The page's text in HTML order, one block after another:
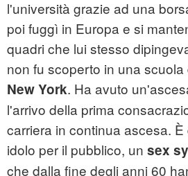
l'università grazie ad una
poi fuggì in Europa e si
quadri che lui stesso
non fu scoperto in una
New York. Ha avuto
l'arrivo della prima
carriera in continua ascesa.
idolo per il pubblico, un sex
che dalla fine degli anni 60